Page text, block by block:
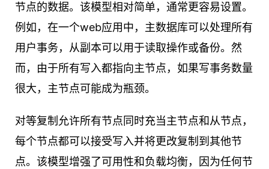
节点的数据。该模型相对简单，通常更容易设置。
例如，在一个web应用中，主数据库可以处理所有
用户事务，从副本可以用于读取操作或备份。然
而，由于所有写入都指向主节点，如果写事务数量
很大，主节点可能成为瓶颈。
对等复制允许所有节点同时充当主节点和从节点，
每个节点都可以接受写入并将更改复制到其他节
点。该模型增强了可用性和负载均衡，因为任何节